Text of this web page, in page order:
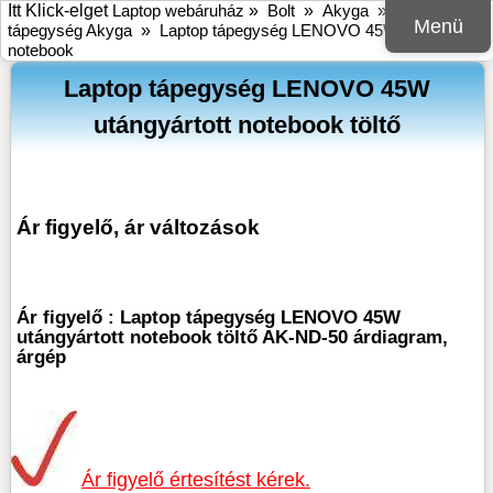
Menü
Itt Klick-elget Laptop webáruház » Bolt » Akyga »
tápegység Akyga » Laptop tápegység LENOVO 45W utángyártott
notebook
Laptop tápegység LENOVO 45W
utángyártott notebook töltő
Ár figyelő, ár változások
Ár figyelő : Laptop tápegység LENOVO 45W
utángyártott notebook töltő AK-ND-50 árdiagram,
árgép
Ár figyelő értesítést kérek.